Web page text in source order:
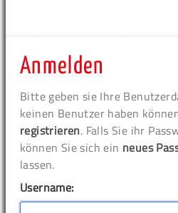
Anmelden
Bitte geben sie Ihre
keinen Benutzer haben
registrieren. Falls Sie ihr
können Sie sich ein neues
lassen.
Username: